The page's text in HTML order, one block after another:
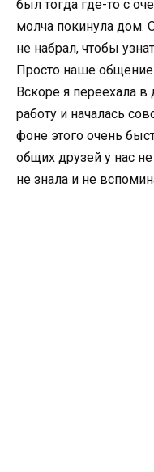
был тогда где-то с
молча покинула дом.
не набрал, чтобы
Просто наше общение
Вскоре я переехала в
работу и началась
фоне этого очень
общих друзей у нас
не знала и не